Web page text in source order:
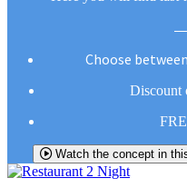
Choose
Discount
Watch the concept in